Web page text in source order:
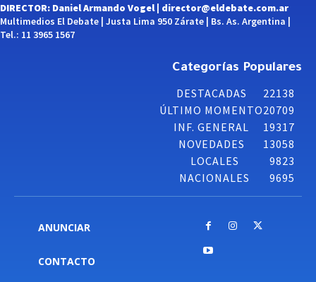
DIRECTOR: Daniel Armando Vogel | director@eldebate.com.ar
Multimedios El Debate | Justa Lima 950 Zárate | Bs. As. Argentina |
Tel.: 11 3965 1567
Categorías Populares
DESTACADAS
22138
ÚLTIMO MOMENTO20709
INF. GENERAL
19317
NOVEDADES
13058
LOCALES
9823
NACIONALES
9695
ANUNCIAR
CONTACTO